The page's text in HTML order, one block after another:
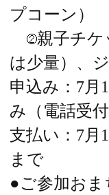
プコーン）
親子チケ
は少量）、
申込み：7月
み（電話受
支払い：7月
まで
●ご参加お